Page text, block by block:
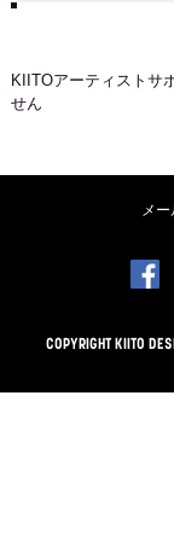
KIITOアーティストサ
せん
メ
COPYRIGHT KIITO